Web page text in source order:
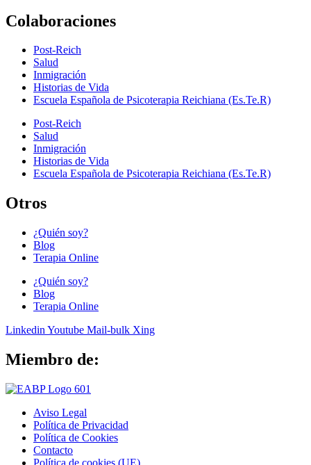
Colaboraciones
Post-Reich
Salud
Inmigración
Historias de Vida
Escuela Española de Psicoterapia Reichiana (Es.Te.R)
Post-Reich
Salud
Inmigración
Historias de Vida
Escuela Española de Psicoterapia Reichiana (Es.Te.R)
Otros
¿Quién soy?
Blog
Terapia Online
¿Quién soy?
Blog
Terapia Online
Linkedin Youtube Mail-bulk Xing
Miembro de:
Aviso Legal
Política de Privacidad
Política de Cookies
Contacto
Política de cookies (UE)